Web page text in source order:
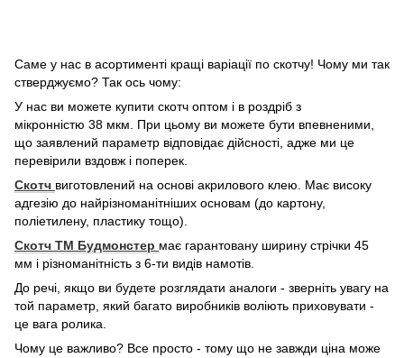
Саме у нас в асортименті кращі варіації по скотчу! Чому ми так
стверджуємо? Так ось чому:
У нас ви можете купити скотч оптом і в роздріб з
мікронністю 38 мкм. При цьому ви можете бути впевненими,
що заявлений параметр відповідає дійсності, адже ми це
перевірили вздовж і поперек.
Скотч виготовлений на основі акрилового клею. Має високу
адгезію до найрізноманітніших основам (до картону,
поліетилену, пластику тощо).
Скотч ТМ Будмонстер має гарантовану ширину стрічки 45
мм і різноманітність з 6-ти видів намотів.
До речі, якщо ви будете розглядати аналоги - зверніть увагу на
той параметр, який багато виробників воліють приховувати -
це вага ролика.
Чому це важливо? Все просто - тому що не завжди ціна може